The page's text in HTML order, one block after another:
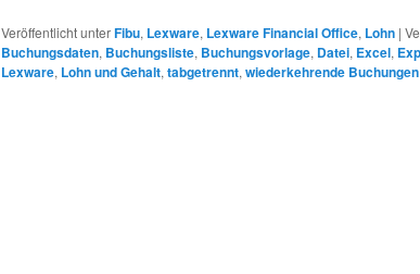
Veröffentlicht unterFibu, Lexware, Lexware Financial Office, Lohn |
Buchungsdaten, Buchungsliste, Buchungsvorlage, Datei, Excel,
Lexware, Lohn und Gehalt, tabgetrennt, wiederkehrende Buchungen